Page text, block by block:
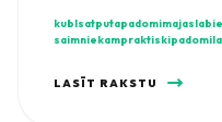
kublsatputapadomi
saimniekampraktiskipadomi
LASĪT RAKSTU